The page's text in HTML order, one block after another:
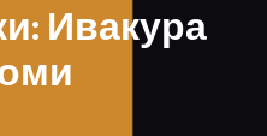
Ивакура